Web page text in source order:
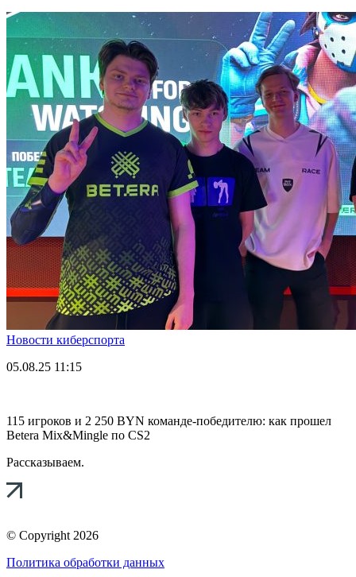
Новости киберспорта
05.08.25 11:15
115 игроков и 2 250 BYN команде-победителю: как прошел
Betera Mix&Mingle по CS2
Рассказываем.
© Copyright 2026
Политика обработки данных